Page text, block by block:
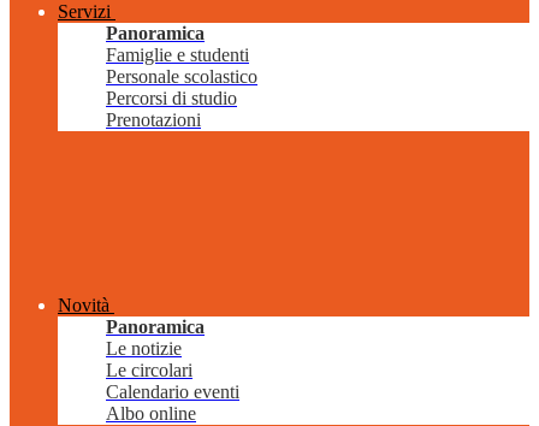
Servizi
Panoramica
Famiglie e studenti
Personale scolastico
Percorsi di studio
Prenotazioni
Novità
Panoramica
Le notizie
Le circolari
Calendario eventi
Albo online